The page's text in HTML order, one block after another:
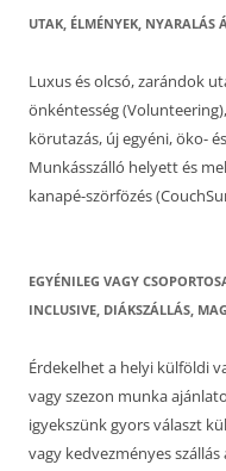
UTAK, ÉLMÉNYEK, NYARALÁS
Luxus és olcsó, zarándok
önkéntesség
körutazás, új egyéni, öko-
Munkásszálló helyett és
kanapé-szörfözés
EGYÉNILEG VAGY
INCLUSIVE, DIÁKSZÁLLÁS,
Érdekelhet a helyi külföldi
vagy szezon munka
igyekszünk gyors választ
vagy kedvezményes szállás